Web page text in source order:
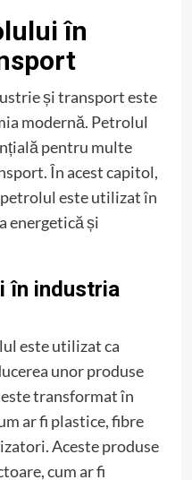
în
și transport este
modernă. Petrolul
pentru multe
În acest capitol,
este utilizat în
energetică și
în industria
este utilizat ca
unor produse
transformat în
ar fi plastice, fibre
Aceste produse
cum ar fi